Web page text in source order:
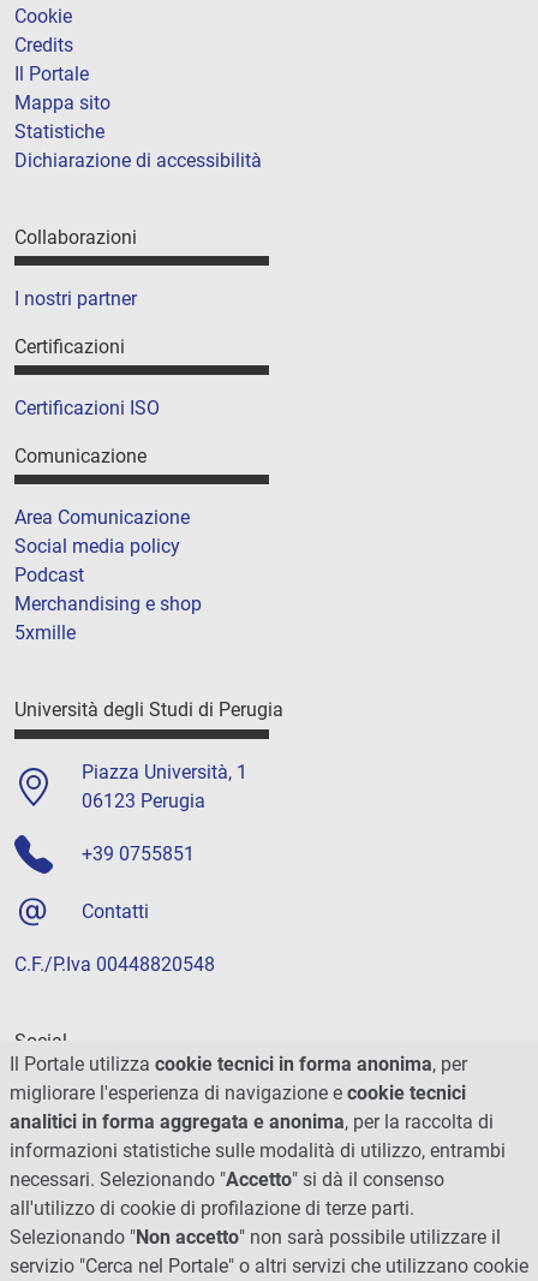
Cookie
Credits
Il Portale
Mappa sito
Statistiche
Dichiarazione di accessibilità
Collaborazioni
I nostri partner
Certificazioni
Certificazioni ISO
Comunicazione
Area Comunicazione
Social media policy
Podcast
Merchandising e shop
5xmille
Università degli Studi di Perugia
Piazza Università, 1
06123 Perugia
+39 0755851
Contatti
C.F./P.Iva 00448820548
Social
Il Portale utilizza cookie tecnici in forma anonima, per
migliorare l'esperienza di navigazione e cookie tecnici
analitici in forma aggregata e anonima, per la raccolta di
informazioni statistiche sulle modalità di utilizzo, entrambi
necessari. Selezionando "Accetto" si dà il consenso
all'utilizzo di cookie di profilazione di terze parti.
Selezionando "Non accetto" non sarà possibile utilizzare il
servizio "Cerca nel Portale" o altri servizi che utilizzano cookie